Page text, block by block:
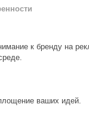
к бренду на
ваших идей.